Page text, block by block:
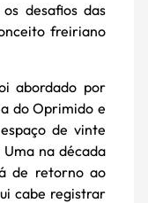
desafios das
freiriano
abordado por
do Oprimido e
de vinte
na década
de retorno ao
cabe registrar